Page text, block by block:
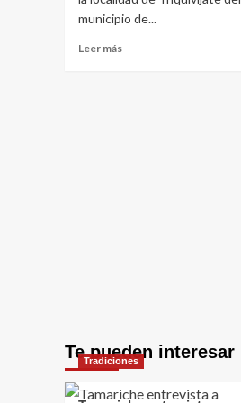
municipio de...
Leer más
Te pueden interesar
Tradiciones